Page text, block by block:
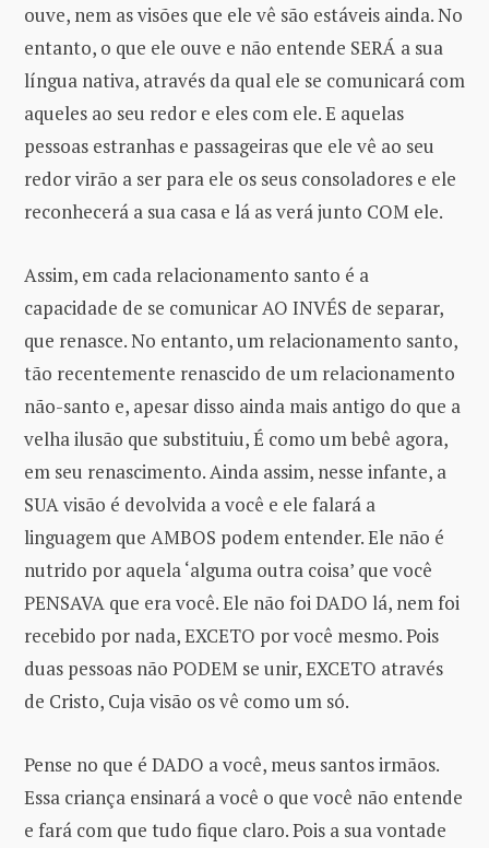
ouve, nem as visões que ele vê são estáveis ​​ainda. No
entanto, o que ele ouve e não entende SERÁ a sua
língua nativa, através da qual ele se comunicará com
aqueles ao seu redor e eles com ele. E aquelas
pessoas estranhas e passageiras ​​que ele vê ao seu
redor virão a ser para ele os seus consoladores e ele
reconhecerá a sua casa e lá as verá junto COM ele.
Assim, em cada relacionamento santo é a
capacidade de se comunicar AO INVÉS de separar,
que renasce. No entanto, um relacionamento santo,
tão recentemente renascido de um relacionamento
não-santo e, apesar disso ainda mais antigo do que a
velha ilusão que substituiu, É como um bebê agora,
em seu renascimento. Ainda assim, nesse infante, a
SUA visão é devolvida a você e ele falará a
linguagem que AMBOS podem entender. Ele não é
nutrido por aquela ‘alguma outra coisa’ que você
PENSAVA que era você. Ele não foi DADO lá, nem foi
recebido por nada, EXCETO por você mesmo. Pois
duas pessoas não PODEM se unir, EXCETO através
de Cristo, Cuja visão os vê como um só.
Pense no que é DADO a você, meus santos irmãos.
Essa criança ensinará a você o que você não entende
e fará com que tudo fique claro. Pois a sua vontade